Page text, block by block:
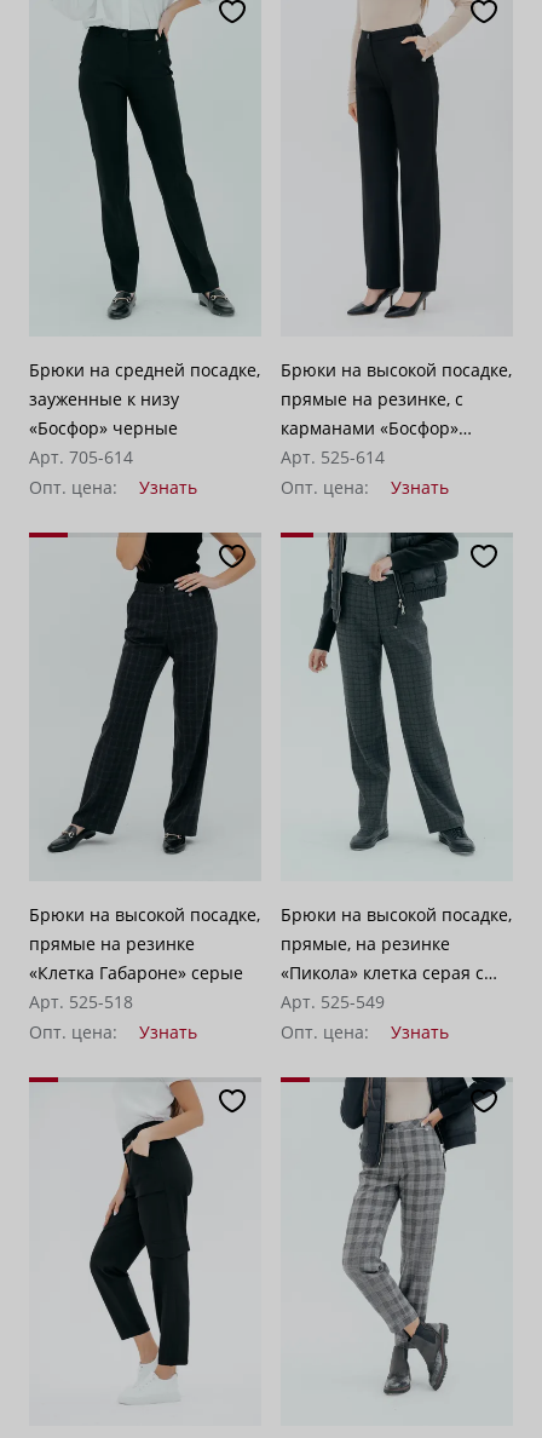
Брюки на средней посадке,
зауженные к низу
«Босфор» черные
Арт. 705-614
Опт. цена:
Узнать
Брюки на высокой посадке,
прямые на резинке, с
карманами «Босфор»
черные
Арт. 525-614
Опт. цена:
Узнать
Брюки на высокой посадке,
прямые на резинке
«Клетка Габароне» серые
Арт. 525-518
Опт. цена:
Узнать
Брюки на высокой посадке,
прямые, на резинке
«Пикола» клетка серая с
черным
Арт. 525-549
Опт. цена:
Узнать